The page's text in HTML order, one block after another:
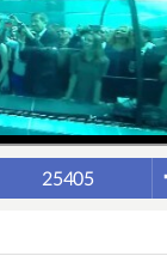
25405